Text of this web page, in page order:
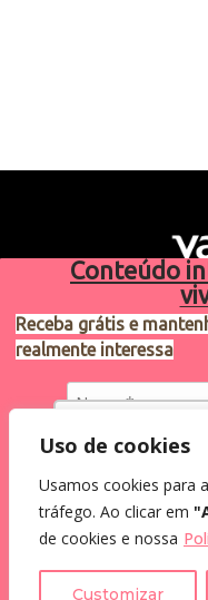
Conteúdo
Receba grátis e
realmente interessa
Eu concordo em
Ao informar meus
Utilizamos
como você
personalizar
Uso de cookies
Usamos cookies para
tráfego. Ao clicar em
de cookies e nossa
Customizar
2024®.